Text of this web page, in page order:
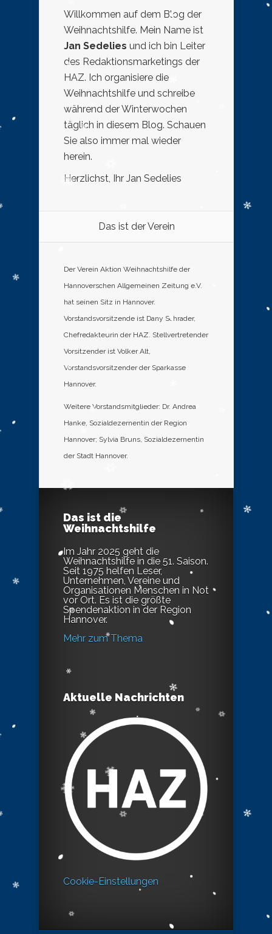
Willkommen auf dem Blog der
Weihnachtshilfe. Mein Name ist
Jan Sedelies und ich bin Leiter
des Redaktionsmarketings der
HAZ. Ich organisiere die
Weihnachtshilfe und schreibe
während der Winterwochen
täglich in diesem Blog. Schauen
Sie also immer mal wieder
herein.
Herzlichst, Ihr Jan Sedelies
Das ist der Verein
Der Verein Aktion Weihnachtshilfe der
Hannoverschen Allgemeinen Zeitung e.V.
hat seinen Sitz in Hannover.
Vorstandsvorsitzende ist Dany Schrader,
Chefredakteurin der HAZ. Stellvertretender
Vorsitzender ist Volker Alt,
Vorstandsvorsitzender der Sparkasse
Hannover.
Weitere Vorstandsmitglieder: Dr. Andrea
Hanke, Sozialdezernentin der Region
Hannover; Sylvia Bruns, Sozialdezernentin
der Stadt Hannover.
Das ist die
Weihnachtshilfe
Im Jahr 2025 geht die
Weihnachtshilfe in die 51. Saison.
Seit 1975 helfen Leser,
Unternehmen, Vereine und
Organisationen Menschen in Not
vor Ort. Es ist die größte
Spendenaktion in der Region
Hannover.
Mehr zum Thema
Aktuelle Nachrichten
Cookie-Einstellungen